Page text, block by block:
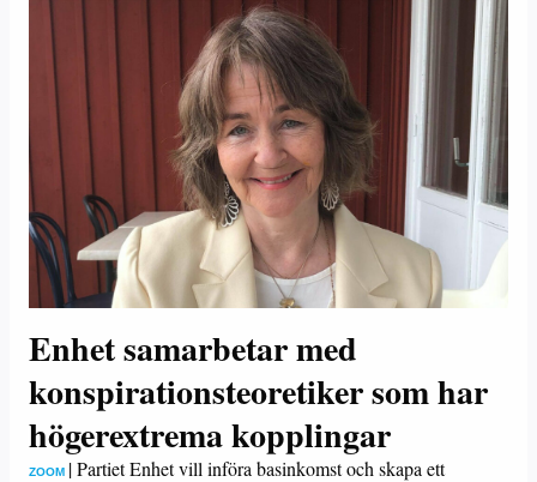
Enhet samarbetar med
konspirationsteoretiker som har
högerextrema kopplingar
ZOOM |Partiet Enhet vill införa basinkomst och skapa ett